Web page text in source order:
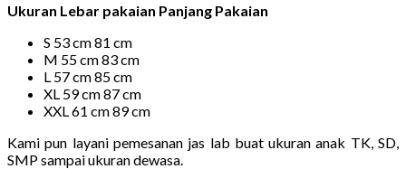
Ukuran Lebar pakaian Panjang Pakaian
S 53 cm 81 cm
M 55 cm 83 cm
L 57 cm 85 cm
XL 59 cm 87 cm
XXL 61 cm 89 cm
Kami pun layani pemesanan jas lab buat ukuran anak TK, SD,
SMP sampai ukuran dewasa.